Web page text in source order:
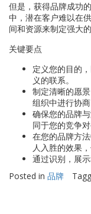
但是，获得品牌成功
中，潜在客户难以在
间和资源来制定强大
关键要点
定义您的目的
义的联系。
制定清晰的愿
组织中进行协
确保您的品牌
同于您的竞争对
在您的品牌方
人入胜的效果
通过识别，展
Posted in 品牌